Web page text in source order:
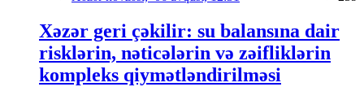
Xəzər geri çəkilir: su balansına dair
risklərin, nəticələrin və zəifliklərin
kompleks qiymətləndirilməsi